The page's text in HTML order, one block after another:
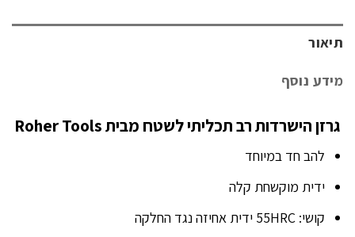
תיאור
מידע נוסף
גרזן הישרדות רב תכליתי לשטח מבית Roher Tools
להב חד במיוחד
ידית מוקשחת קלה
קושי: 55HRC ידית אחיזה נגד החלקה